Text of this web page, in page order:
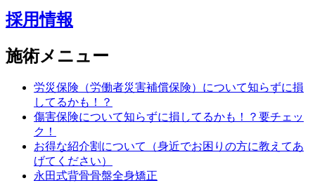
採用情報
施術メニュー
労災保険（労働者災害補償保険）について知らずに損
してるかも！？
傷害保険について知らずに損してるかも！？要チェッ
ク！
お得な紹介割について（身近でお困りの方に教えてあ
げてください）
永田式背骨骨盤全身矯正